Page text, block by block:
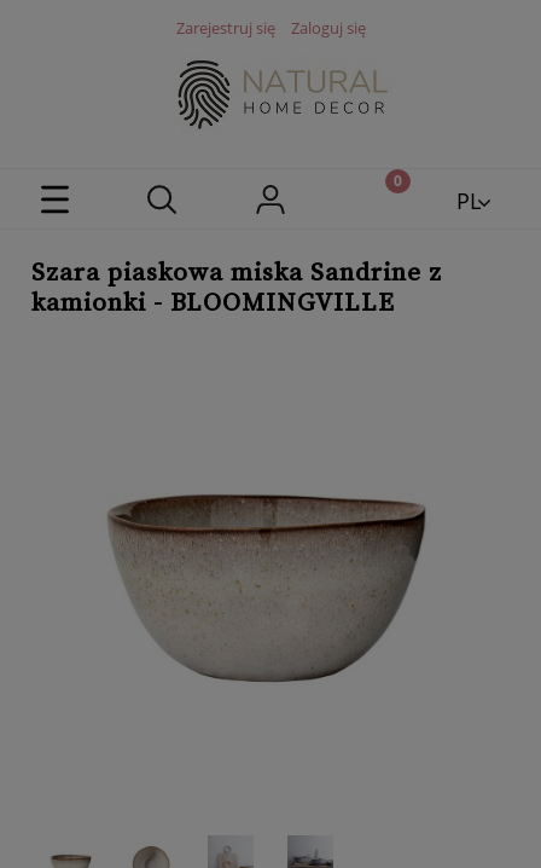
Zarejestruj się Zaloguj się
PL
Szara piaskowa miska Sandrine z
kamionki - BLOOMINGVILLE